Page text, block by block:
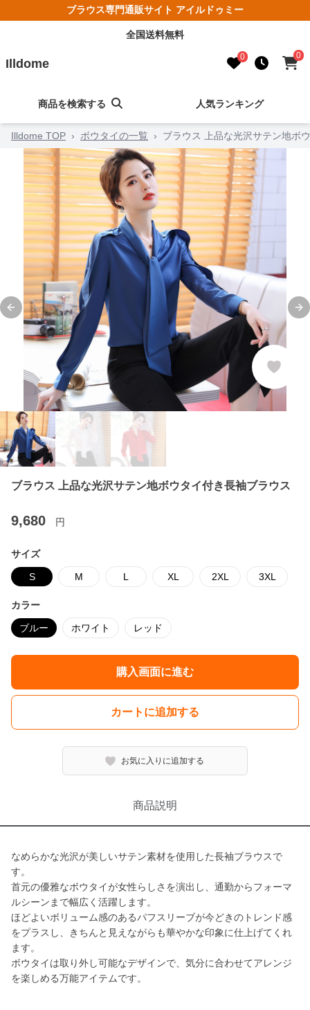
ブラウス専門通販サイト アイルドゥミー
全国送料無料
Illdome 0 0
商品を検索する 人気ランキング
Illdome TOP › ボウタイの一覧 › ブラウス 上品な光沢サテン地ボ
Previous slide
ブラウス 上品な光沢サテン地ボウタイ付き長袖ブラウス
9,680 円
サイズ
S M L XL 2XL 3XL
カラー
ブルー ホワイト レッド
購入画面に進む
カートに追加する
お気に入りに追加する
商品説明
なめらかな光沢が美しいサテン素材を使用した長袖ブラウスで
す。
首元の優雅なボウタイが女性らしさを演出し、通勤からフォーマ
ルシーンまで幅広く活躍します。
ほどよいボリューム感のあるパフスリーブが今どきのトレンド感
をプラスし、きちんと見えながらも華やかな印象に仕上げてくれ
ます。
ボウタイは取り外し可能なデザインで、気分に合わせてアレンジ
を楽しめる万能アイテムです。